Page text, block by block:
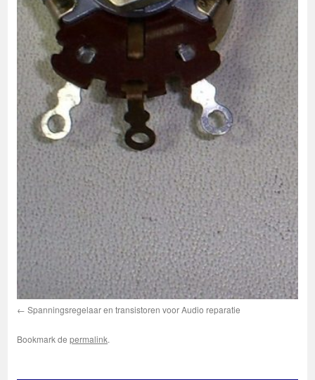
Spanningsregelaar en transistoren voor Audio reparatie
Bookmark de permalink.